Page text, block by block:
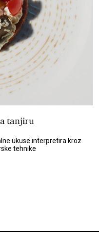
tanjiru
ukuse interpretira kroz
tehnike